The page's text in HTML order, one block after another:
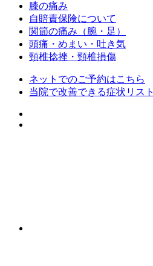
膝の痛み
自賠責保険について
関節の痛み（腕・足）
頭痛・めまい・吐き気
頸椎捻挫・頸椎損傷
ネットでのご予約はこちら
当院で改善できる症状リスト